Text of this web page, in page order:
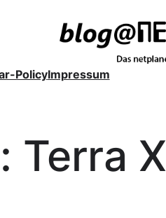
PolicyImpressum
Terra X